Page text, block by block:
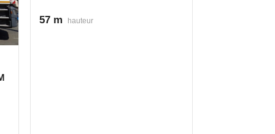
57 m hauteur